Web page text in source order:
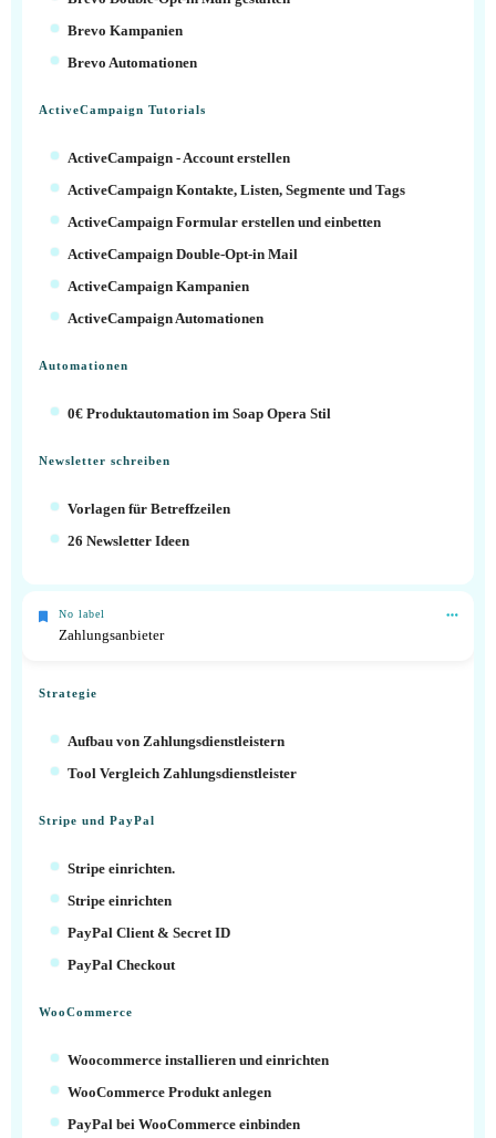
Brevo Kampanien
Brevo Automationen
ActiveCampaign Tutorials
ActiveCampaign - Account erstellen
ActiveCampaign Kontakte, Listen, Segmente und Tags
ActiveCampaign Formular erstellen und einbetten
ActiveCampaign Double-Opt-in Mail
ActiveCampaign Kampanien
ActiveCampaign Automationen
Automationen
0€ Produktautomation im Soap Opera Stil
Newsletter schreiben
Vorlagen für Betreffzeilen
26 Newsletter Ideen
No label
Zahlungsanbieter
Strategie
Aufbau von Zahlungsdienstleistern
Tool Vergleich Zahlungsdienstleister
Stripe und PayPal
Stripe einrichten.
Stripe einrichten
PayPal Client & Secret ID
PayPal Checkout
WooCommerce
Woocommerce installieren und einrichten
WooCommerce Produkt anlegen
PayPal bei WooCommerce einbinden